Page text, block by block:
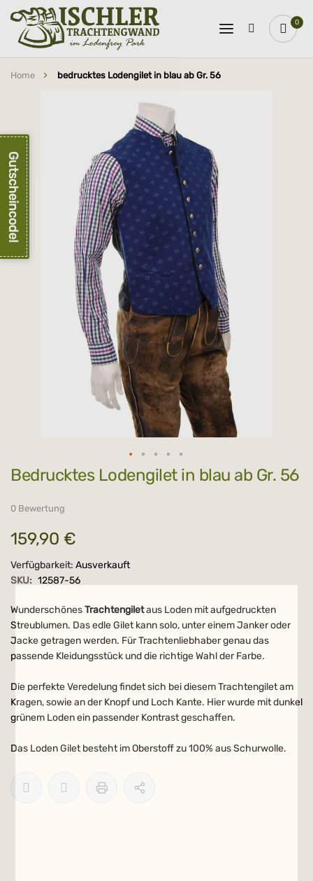
0
Home bedrucktes Lodengilet in blau ab Gr. 56
springen
Zum
Anfang
springen
bedrucktes Lodengilet in blau ab Gr. 56
0 Bewertung
159,90 €
Verfügbarkeit: Ausverkauft
SKU: 12587-56
WunderschönesTrachtengiletaus Loden mit aufgedruckten
Streublumen. Das edle Gilet kann solo, unter einem Janker oder
Jacke getragen werden. Für Trachtenliebhaber genau das
passende Kleidungsstück und die richtige Wahl der Farbe.
Die perfekte Veredelung findet sich bei diesem Trachtengilet am
Kragen, sowie an der Knopf und Loch Kante. Hier wurde mit dunkel
grünem Loden ein passender Kontrast geschaffen.
Das Loden Gilet besteht im Oberstoff zu 100% aus Schurwolle.
Gutscheincode!